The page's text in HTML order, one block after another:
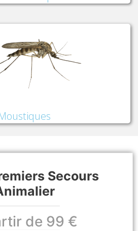
Secours
de 99 €